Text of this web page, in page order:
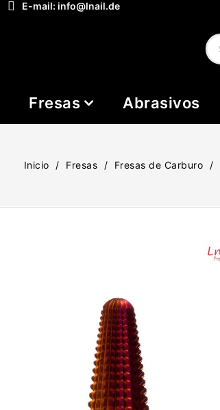
E-mail: info@lnail.de
Fresas Abrasivos
Inicio Fresas Fresas de Carburo